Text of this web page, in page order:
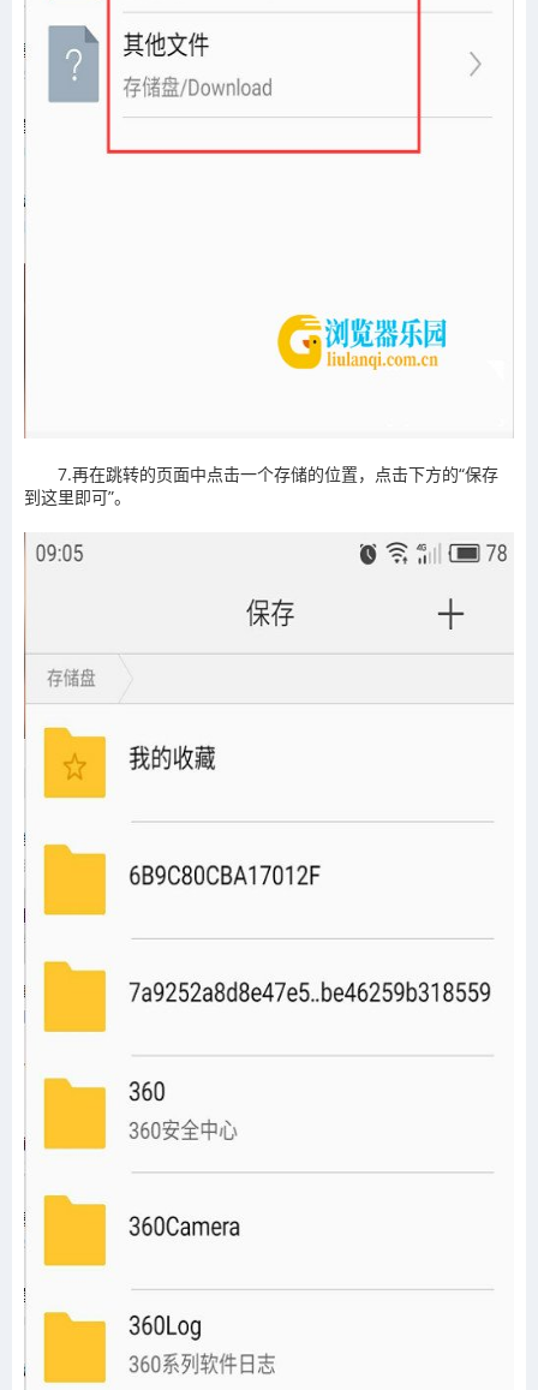
7.再在跳转的页面中点击一个存储的位置，点击下方的“保存
到这里即可”。